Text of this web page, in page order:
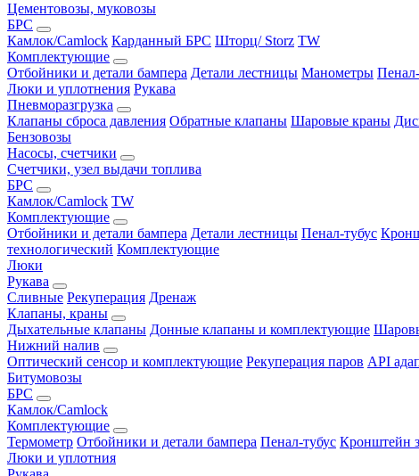
Цементовозы, муковозы
БРС
Камлок/Camlock Карданный БРС Шторц/ Storz TW
Комплектующие
Отбойники и детали бампера Детали лестницы Манометры
Люки и уплотнения Рукава
Пневморазгрузка
Клапаны сброса давления Обратные клапаны Шаровые краны
Бензовозы
Насосы, счетчики
Счетчики, узел выдачи топлива
БРС
Камлок/Camlock TW
Комплектующие
Отбойники и детали бампера Детали лестницы Пенал-тубус
технологический Комплектующие
Люки
Рукава
Сливные Рекуперация Дренаж
Клапаны, краны
Дыхательные клапаны Донные клапаны и комплектующие
Нижний налив
Оптический сенсор и комплектующие Рекуперация паров API
Битумовозы
БРС
Камлок/Camlock
Комплектующие
Термометр Отбойники и детали бампера Пенал-тубус Кронштейн
Люки и уплотния